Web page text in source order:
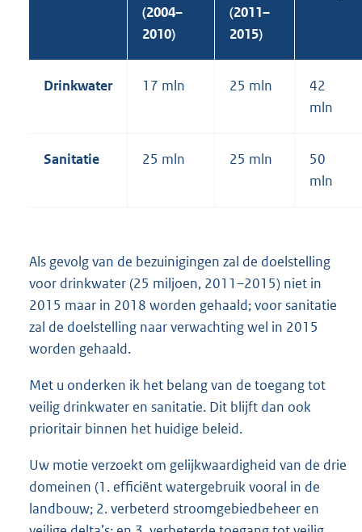
(2004–
2010)
(2011–
2015)
Drinkwater 17 mln 25 mln
42
mln
Sanitatie 25 mln 25 mln
50
mln
Als gevolg van de bezuinigingen zal de doelstelling
voor drinkwater (25 miljoen, 2011–2015) niet in
2015 maar in 2018 worden gehaald; voor sanitatie
zal de doelstelling naar verwachting wel in 2015
worden gehaald.
Met u onderken ik het belang van de toegang tot
veilig drinkwater en sanitatie. Dit blijft dan ook
prioritair binnen het huidige beleid.
Uw motie verzoekt om gelijkwaardigheid van de drie
domeinen (1. efficiënt watergebruik vooral in de
landbouw; 2. verbeterd stroomgebiedbeheer en